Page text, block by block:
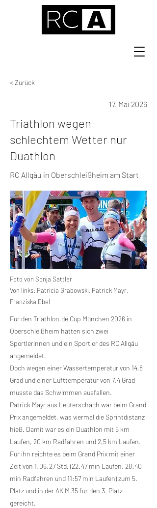
< Zurück
17. Mai 2026
Triathlon wegen
schlechtem Wetter nur
Duathlon
RC Allgäu in Oberschleißheim am Start
Foto von Sonja Sattler
Von links: Patricia Grabowski, Patrick Mayr,
Franziska Ebel
Für den Triathlon.de Cup München 2026 in
Oberschleißheim hatten sich zwei
Sportlerinnen und ein Sportler des RC Allgäu
angemeldet.
Doch wegen einer Wassertemperatur von 14,8
Grad und einer Lufttemperatur von 7,4 Grad
musste das Schwimmen ausfallen.
Patrick Mayr aus Leuterschach war beim Grand
Prix angemeldet, was viermal die Sprintdistanz
hieß. Damit war es ein Duathlon mit 5 km
Laufen, 20 km Radfahren und 2,5 km Laufen.
Für ihn reichte es beim Grand Prix mit einer
Zeit von 1:06:27 Std. (22:47 min Laufen, 28:40
min Radfahren und 11:57 min Laufen) zum 5.
Platz und in der AK M 35 für den 3. Platz
gereicht.